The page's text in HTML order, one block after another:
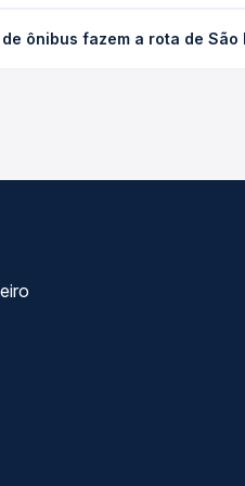
Na Quero Passagem
ônibus fazem a rota de